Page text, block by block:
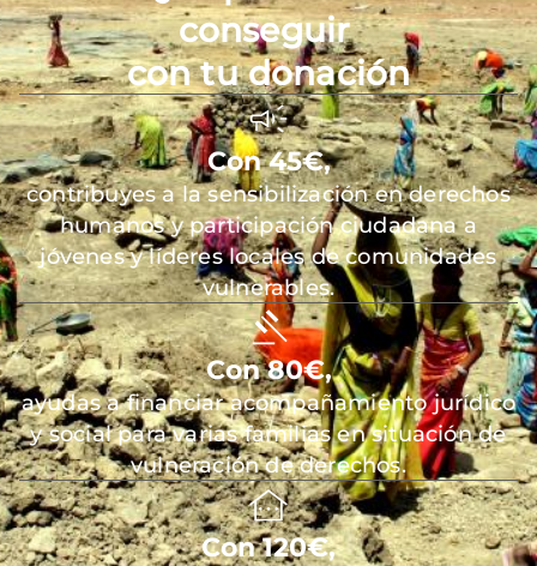
conseguir
con tu donación
Con 45€,
contribuyes a la sensibilización en derechos
humanos y participación ciudadana a
jóvenes y líderes locales de comunidades
vulnerables.
Con 80€,
ayudas a financiar acompañamiento jurídico
y social para varias familias en situación de
vulneración de derechos.
Con 120€,